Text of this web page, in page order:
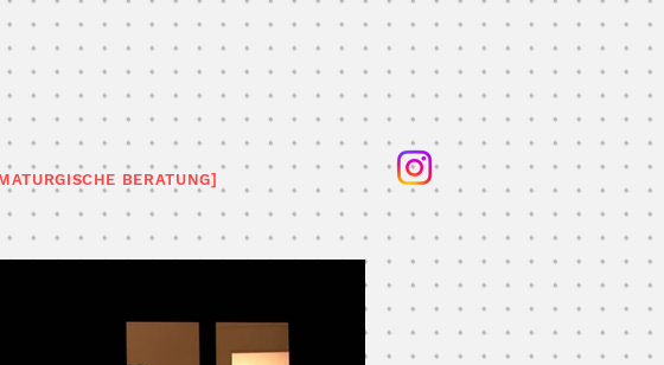
BERATUNG]